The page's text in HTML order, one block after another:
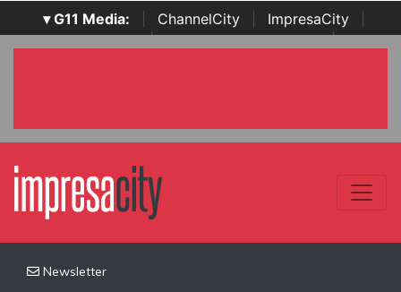
▾ G11 Media: ChannelCity ImpresaCity
SecurityOpenLab | Italian Channel Awards | Italian
Newsletter